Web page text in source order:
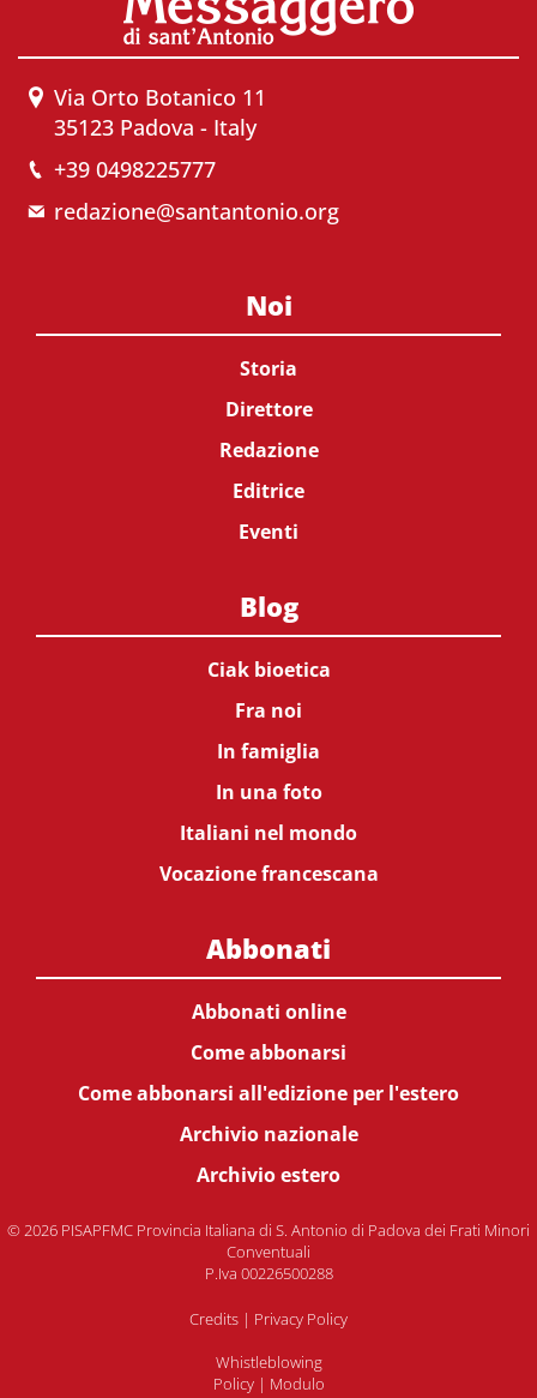
Via Orto Botanico 11
35123 Padova - Italy
+39 0498225777
redazione@santantonio.org
Noi
Storia
Direttore
Redazione
Editrice
Eventi
Blog
Ciak bioetica
Fra noi
In famiglia
In una foto
Italiani nel mondo
Vocazione francescana
Abbonati
Abbonati online
Come abbonarsi
Come abbonarsi all'edizione per l'estero
Archivio nazionale
Archivio estero
© 2026 PISAPFMC Provincia Italiana di S. Antonio di Padova dei Frati Minori
Conventuali
P.Iva 00226500288
Credits | Privacy Policy
Whistleblowing
Policy| Modulo